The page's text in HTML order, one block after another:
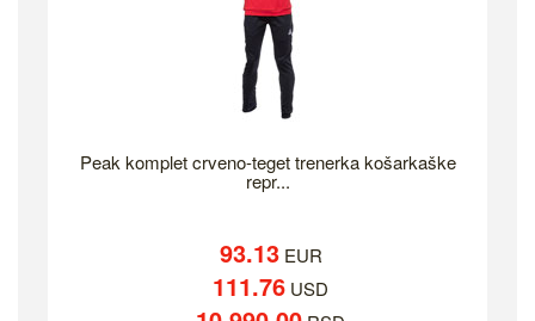
Peak komplet crveno-teget trenerka košarkaške
repr...
93.13EUR
111.76 USD